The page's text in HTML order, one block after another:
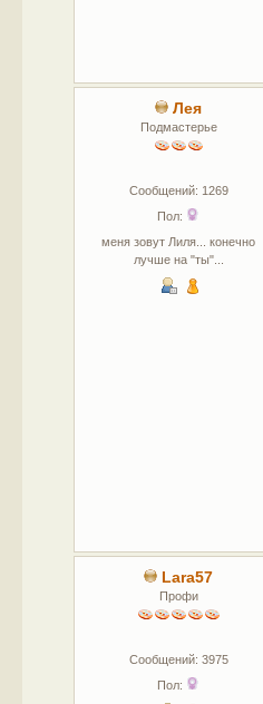
Лея
Подмастерье
Сообщений: 1269
Пол:
меня зовут Лиля... конечно
лучше на "ты"...
Lara57
Профи
Сообщений: 3975
Пол: